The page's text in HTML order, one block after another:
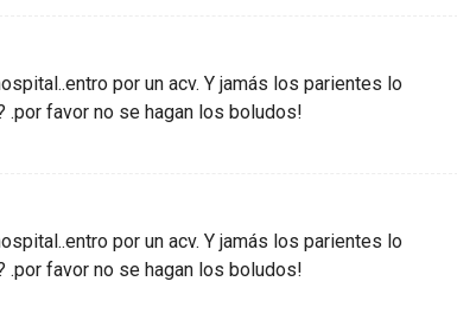
por un acv. Y jamás los parientes lo
.por favor no se hagan los boludos!
por un acv. Y jamás los parientes lo
.por favor no se hagan los boludos!